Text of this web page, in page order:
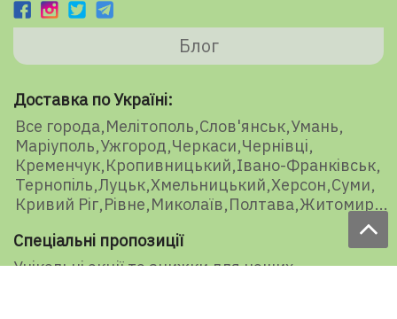
Блог
Доставка по Україні:
Все города Мелітополь Слов'янськ Умань
Маріуполь Ужгород Черкаси Чернівці
Кременчук Кропивницький Івано-Франківськ
Тернопіль Луцьк Хмельницький Херсон Суми
Кривий Ріг Рівне Миколаїв Полтава Житомир
Спеціальні пропозиції
Унікальні акції та знижки для наших